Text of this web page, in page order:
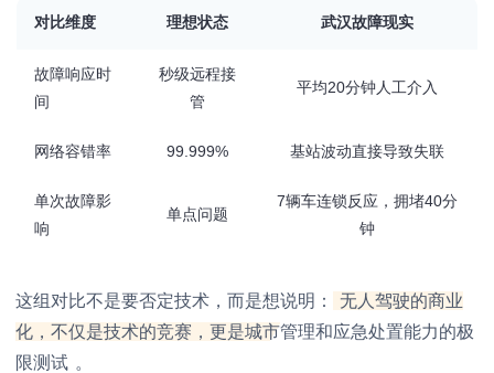
对比维度 理想状态 武汉故障现实
故障响应时
间
秒级远程接
管
平均20分钟人工介入
网络容错率 99.999% 基站波动直接导致失联
单次故障影
响
单点问题
7辆车连锁反应，拥堵40分
钟
这组对比不是要否定技术，而是想说明：
无人驾驶的商业
化，不仅是技术的竞赛，更是城市管理和应急处置能力的极
限测试 。